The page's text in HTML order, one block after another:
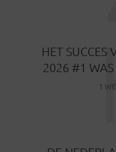
HET SUCCES
2026 #1 WAS
1